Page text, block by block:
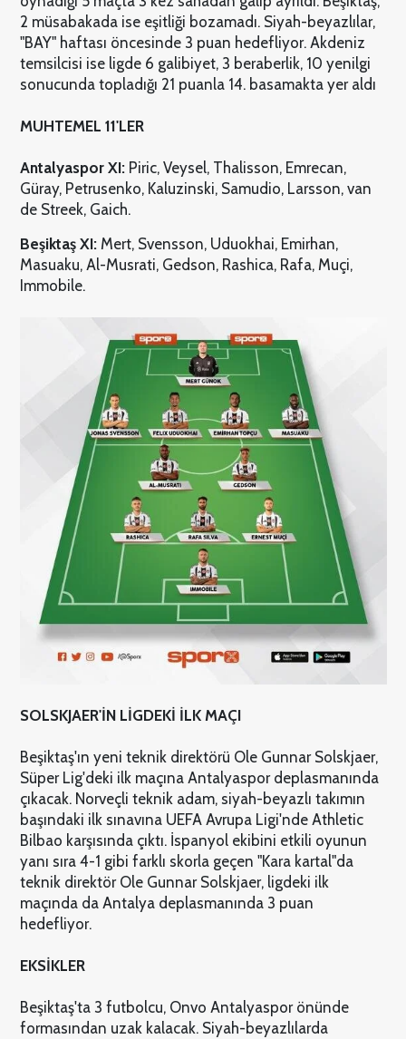
2 müsabakada ise eşitliği bozamadı. Siyah-beyazlılar,
"BAY" haftası öncesinde 3 puan hedefliyor. Akdeniz
temsilcisi ise ligde 6 galibiyet, 3 beraberlik, 10 yenilgi
sonucunda topladığı 21 puanla 14. basamakta yer aldı
MUHTEMEL 11'LER
Antalyaspor XI: Piric, Veysel, Thalisson, Emrecan,
Güray, Petrusenko, Kaluzinski, Samudio, Larsson, van
de Streek, Gaich.
Beşiktaş XI: Mert, Svensson, Uduokhai, Emirhan,
Masuaku, Al-Musrati, Gedson, Rashica, Rafa, Muçi,
Immobile.
SOLSKJAER'İN LİGDEKİ İLK MAÇI
Beşiktaş'ın yeni teknik direktörü Ole Gunnar Solskjaer,
Süper Lig'deki ilk maçına Antalyaspor deplasmanında
çıkacak. Norveçli teknik adam, siyah-beyazlı takımın
başındaki ilk sınavına UEFA Avrupa Ligi'nde Athletic
Bilbao karşısında çıktı. İspanyol ekibini etkili oyunun
yanı sıra 4-1 gibi farklı skorla geçen "Kara kartal"da
teknik direktör Ole Gunnar Solskjaer, ligdeki ilk
maçında da Antalya deplasmanında 3 puan
hedefliyor.
EKSİKLER
Beşiktaş'ta 3 futbolcu, Onvo Antalyaspor önünde
formasından uzak kalacak. Siyah-beyazlılarda